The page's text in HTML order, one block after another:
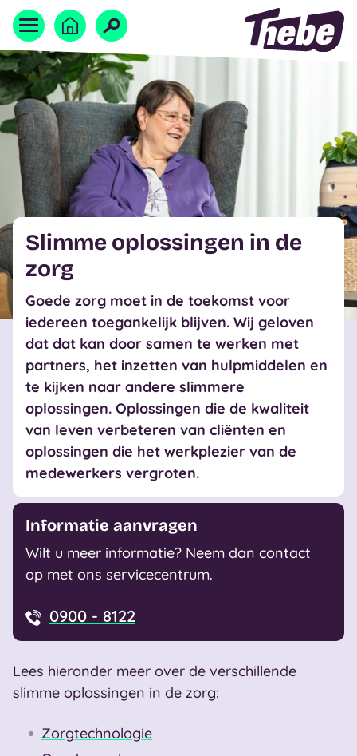
Home
Naar homepage
Informatie aanvragen
Wilt u meer informatie? Neem dan contact
op met ons servicecentrum.
0900 - 8122
Slimme oplossingen in de
zorg
Goede zorg moet in de toekomst voor
iedereen toegankelijk blijven. Wij geloven
dat dat kan door samen te werken met
partners, het inzetten van hulpmiddelen en
te kijken naar andere slimmere
oplossingen. Oplossingen die de kwaliteit
van leven verbeteren van cliënten en
oplossingen die het werkplezier van de
medewerkers vergroten.
Lees hieronder meer over de verschillende
slimme oplossingen in de zorg:
Zorgtechnologie